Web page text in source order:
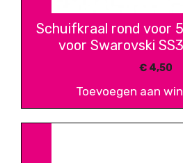
Schuifkraal rond voor
voor Swarovski
€ 4,50
Toevoegen aan